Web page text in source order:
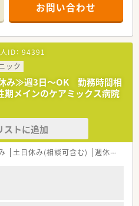
】
田駅から車で9分ほどの立地にある
気の調剤薬局です。
の処方箋をメインに応需しており、
められる環境です。
枚から50枚程度と落ち着いており、
業務量です。
定に有効活用できます。
までとなっており、閉局時間まで
に採用しております。
シフト勤務となり、週20時間以上
】
深く関わりながら、健康をサポート
お問い合わせ
ID： 94391
ック
休み≫週3日～OK 勤務時間相
メインのケアミックス病院
ストに追加
土日休み(相談可含む) 週休2.5日以上